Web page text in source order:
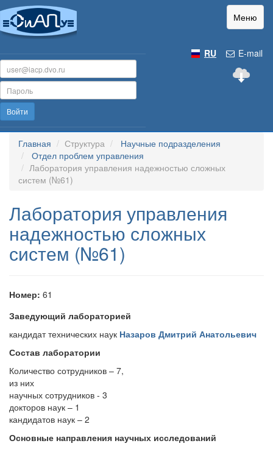
Меню
E-mail
RU
Войти
Главная Структура
Научные подразделения
Отдел проблем управления
Лаборатория управления надежностью сложных
систем (№61)
Лаборатория управления
надежностью сложных
систем (№61)
Номер: 61
Заведующий лабораторией
кандидат технических наук Назаров Дмитрий Анатольевич
Состав лаборатории
Количество сотрудников – 7,
из них
научных сотрудников - 3
докторов наук – 1
кандидатов наук – 2
Основные направления научных исследований